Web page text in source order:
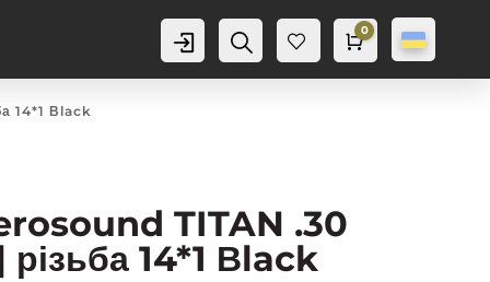
Аккаунт
Пошук
Баж
Cart
0
0,0грн
14*1 Вlack
TITAN .30
14*1 Вlack